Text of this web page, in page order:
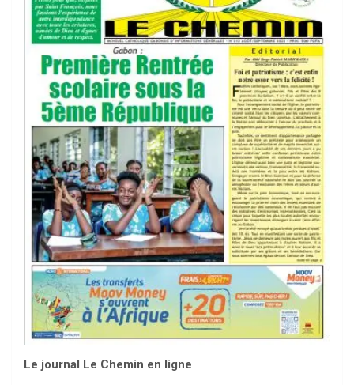
Le journal Le Chemin en ligne